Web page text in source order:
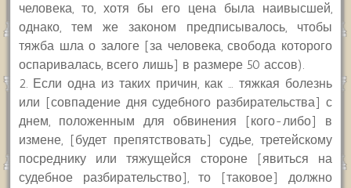
человека, то, хотя бы его цена была наивысшей,
однако, тем же законом предписывалось, чтобы
тяжба шла о залоге [за человека, свобода которого
оспаривалась, всего лишь] в размере 50 ассов).
2. Если одна из таких причин, как … тяжкая болезнь
или [совпадение дня судебного разбирательства] с
днем, положенным для обвинения [кого-либо] в
измене, [будет препятствовать] судье, третейскому
посреднику или тяжущейся стороне [явиться на
судебное разбирательство], то [таковое] должно